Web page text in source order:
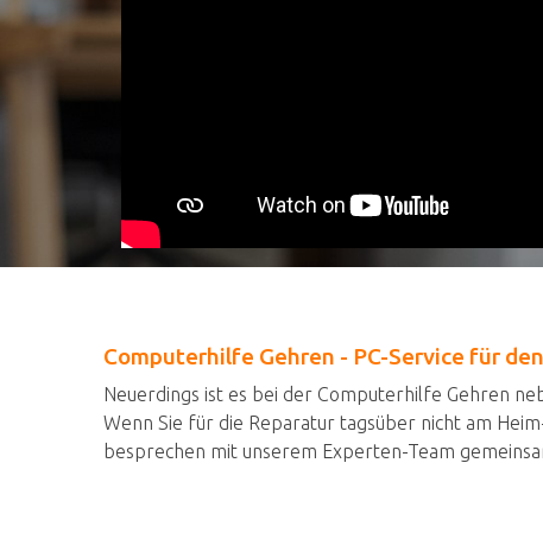
Computerhilfe Gehren - PC-Service für
Neuerdings ist es bei der Computerhilfe Gehren
Wenn Sie für die Reparatur tagsüber nicht am
besprechen mit unserem Experten-Team